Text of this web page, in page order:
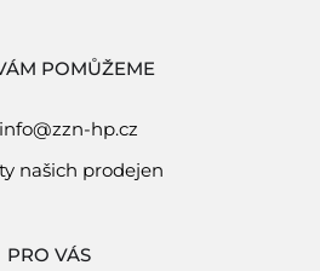
POMŮŽEME
info@zzn-hp.cz
našich prodejen
PRO VÁS